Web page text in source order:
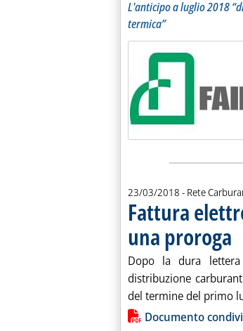
L'anticipo a luglio 2018
termica”
23/03/2018 - Rete
Fattura
una proroga .
Dopo la dura lettera
distribuzione
del termine del primo
Lista allegati
Documento